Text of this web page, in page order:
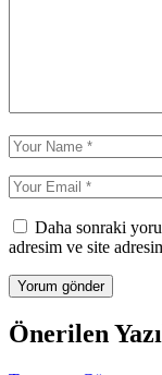
Daha sonraki
adresim ve site
Önerilen